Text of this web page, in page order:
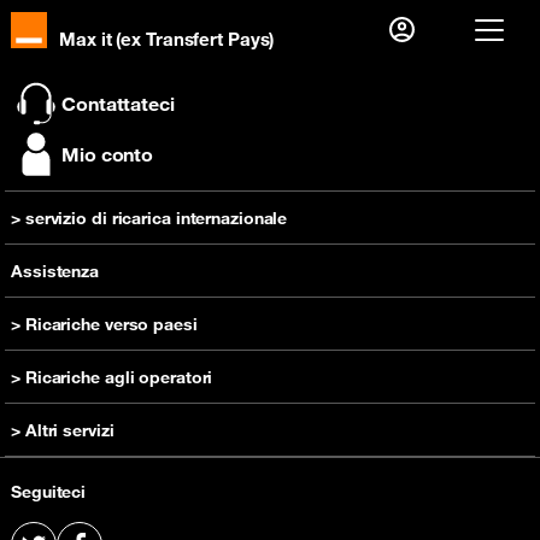
Max it (ex Transfert Pays)
Già cliente?
Prima visita?
Creare il tuo account
Seguiteci
> servizio di ricarica internazionale
inviare una ricarica
Assistenza
> Ricariche verso paesi
Ricarica Camerun
Ricarica RD Congo
Ricarica Costa d'Avorio
Ricarica Madagascar
> Ricariche agli operatori
Ricarica Orange Camerun
Ricarica Orange RD Congo
Ricarica Orange Costa d'Avorio
Ricarica Orange Guinea
> Altri servizi
Offerta prepagata
Contattateci
Mio conto